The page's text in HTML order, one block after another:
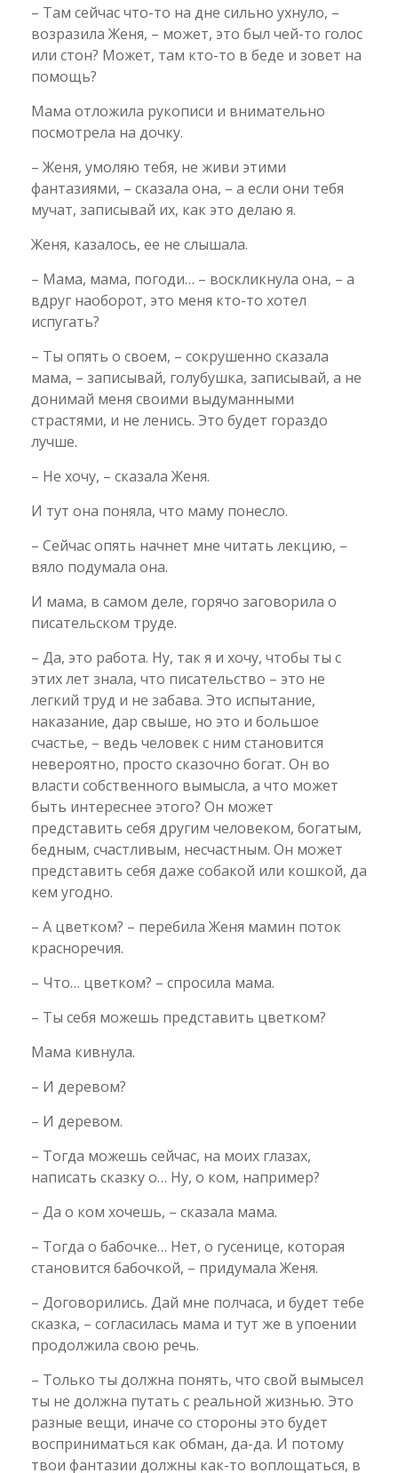
– Там сейчас что-то на дне сильно ухнуло, –
возразила Женя, – может, это был чей-то голос
или стон? Может, там кто-то в беде и зовет на
помощь?
Мама отложила рукописи и внимательно
посмотрела на дочку.
– Женя, умоляю тебя, не живи этими
фантазиями, – сказала она, – а если они тебя
мучат, записывай их, как это делаю я.
Женя, казалось, ее не слышала.
– Мама, мама, погоди… – воскликнула она, – а
вдруг наоборот, это меня кто-то хотел
испугать?
– Ты опять о своем, – сокрушенно сказала
мама, – записывай, голубушка, записывай, а не
донимай меня своими выдуманными
страстями, и не ленись. Это будет гораздо
лучше.
– Не хочу, – сказала Женя.
И тут она поняла, что маму понесло.
– Сейчас опять начнет мне читать лекцию, –
вяло подумала она.
И мама, в самом деле, горячо заговорила о
писательском труде.
– Да, это работа. Ну, так я и хочу, чтобы ты с
этих лет знала, что писательство – это не
легкий труд и не забава. Это испытание,
наказание, дар свыше, но это и большое
счастье, – ведь человек с ним становится
невероятно, просто сказочно богат. Он во
власти собственного вымысла, а что может
быть интереснее этого? Он может
представить себя другим человеком, богатым,
бедным, счастливым, несчастным. Он может
представить себя даже собакой или кошкой, да
кем угодно.
– А цветком? – перебила Женя мамин поток
красноречия.
– Что… цветком? – спросила мама.
– Ты себя можешь представить цветком?
Мама кивнула.
– И деревом?
– И деревом.
– Тогда можешь сейчас, на моих глазах,
написать сказку о… Ну, о ком, например?
– Да о ком хочешь, – сказала мама.
– Тогда о бабочке… Нет, о гусенице, которая
становится бабочкой, – придумала Женя.
– Договорились. Дай мне полчаса, и будет тебе
сказка, – согласилась мама и тут же в упоении
продолжила свою речь.
– Только ты должна понять, что свой вымысел
ты не должна путать с реальной жизнью. Это
разные вещи, иначе со стороны это будет
восприниматься как обман, да-да. И потому
твои фантазии должны как-то воплощаться, в